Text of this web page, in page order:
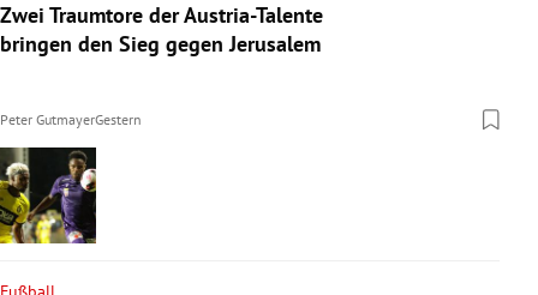
Zwei Traumtore der Austria-Talente
bringen den Sieg gegen Jerusalem
Peter GutmayerGestern